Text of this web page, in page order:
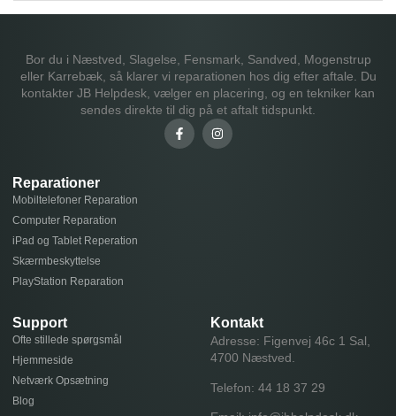
Bor du i Næstved, Slagelse, Fensmark, Sandved, Mogenstrup
eller Karrebæk, så klarer vi reparationen hos dig efter aftale. Du
kontakter JB Helpdesk, vælger en placering, og en tekniker kan
sendes direkte til dig på et aftalt tidspunkt.
Reparationer
Mobiltelefoner Reparation
Computer Reparation
iPad og Tablet Reperation
Skærmbeskyttelse
PlayStation Reparation
Support
Ofte stillede spørgsmål
Hjemmeside
Netværk Opsætning
Blog
Kontakt
Adresse: Figenvej 46c 1 Sal,
4700 Næstved.
Telefon: 44 18 37 29